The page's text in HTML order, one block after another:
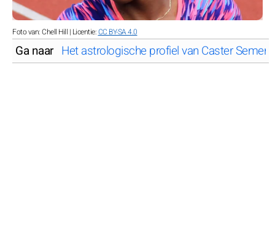
Foto van: Chell Hill | Licentie:CC BY-SA 4.0
Ga naar Het astrologische profiel van Caster